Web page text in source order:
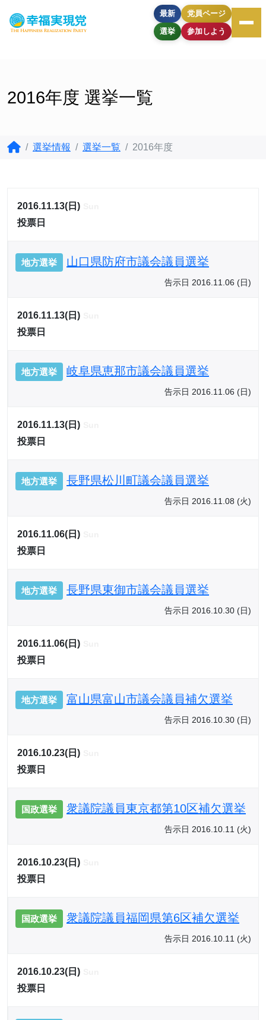
最新
選挙
党員ページ
参加しよう
2016年度 選挙一覧
選挙情報 選挙一覧 2016年度
2016.11.13(日)
投票日
地方選挙 山口県防府市議会議員選挙
告示日 2016.11.06 (日)
2016.11.13(日)
投票日
地方選挙 岐阜県恵那市議会議員選挙
告示日 2016.11.06 (日)
2016.11.13(日)
投票日
地方選挙 長野県松川町議会議員選挙
告示日 2016.11.08 (火)
2016.11.06(日)
投票日
地方選挙 長野県東御市議会議員選挙
告示日 2016.10.30 (日)
2016.11.06(日)
投票日
地方選挙 富山県富山市議会議員補欠選挙
告示日 2016.10.30 (日)
2016.10.23(日)
投票日
国政選挙 衆議院議員東京都第10区補欠選挙
告示日 2016.10.11 (火)
2016.10.23(日)
投票日
国政選挙 衆議院議員福岡県第6区補欠選挙
告示日 2016.10.11 (火)
2016.10.23(日)
投票日